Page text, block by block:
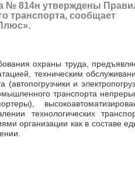
№ 814н утверждены
транспорта, сообщает
.
охраны труда,
техническим
и
транспорта
технологических
организации как в составе